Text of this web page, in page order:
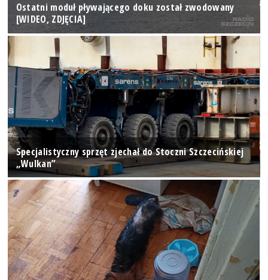
Ostatni moduł pływającego doku został zwodowany
[WIDEO, ZDJĘCIA]
Specjalistyczny sprzęt zjechał do Stoczni Szczecińskiej
„Wulkan”